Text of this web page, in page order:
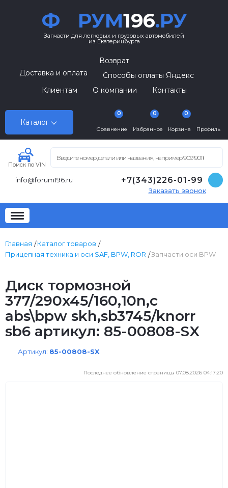
Ф РУМ196.РУ
Запчасти для легковых и грузовых автомобилей
из Екатеринбурга
Каталог
Возврат
Доставка и оплата
Способы оплаты Яндекс
Клиентам
О компании Контакты
Сравнение
0
Избранное
0
Корзина
0
Профиль
Поиск по VIN
info@forum196.ru +7(343)226-01-99
Заказать звонок
Главная
Каталог товаров
Прицепная техника и оси SAF, BPW, ROR
Запчасти оси BPW
Диск тормозной
377/290x45/160,10n,с
abs\bpw skh,sb3745/knorr
sb6 артикул: 85-00808-SX
Артикул: 85-00808-SX
Последнее обновление страницы 07.08.2026 04:17:20